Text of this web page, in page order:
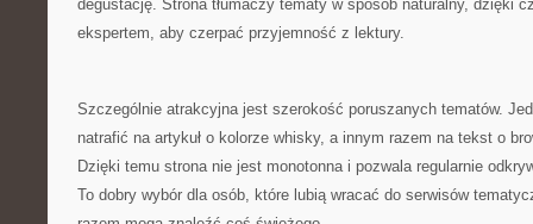
degustację. Strona tłumaczy tematy w sposób naturalny, dzięki
ekspertem, aby czerpać przyjemność z lektury.
Szczególnie atrakcyjna jest szerokość poruszanych tematów.
natrafić na artykuł o kolorze whisky, a innym razem na tekst o
Dzięki temu strona nie jest monotonna i pozwala regularnie
To dobry wybór dla osób, które lubią wracać do serwisów